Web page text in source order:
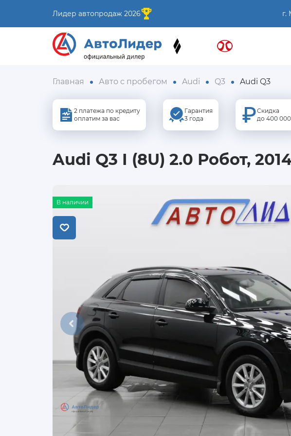
Лидер автопродаж 2026 г.
Главная Авто с пробегом Audi Q3 Audi Q3
2 платежа по кредиту
оплатим за вас
Гарантия
3 года
Скидка
до 400
Audi Q3 I (8U) 2.0 Робот,
В наличии